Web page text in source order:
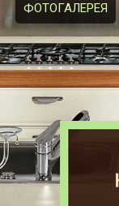
ФОТОГАЛЕРЕЯ